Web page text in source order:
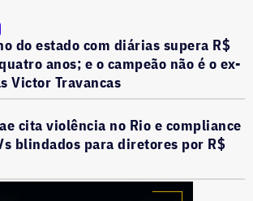
do estado com diárias supera R$
anos; e o campeão não é o ex-
Victor Travancas
cita violência no Rio e compliance
blindados para diretores por R$